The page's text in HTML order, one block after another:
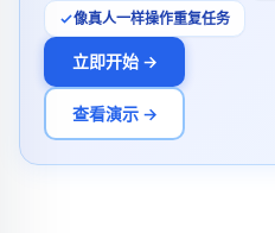
像真人一样操作重复任务
立即开始 →
查看演示 →